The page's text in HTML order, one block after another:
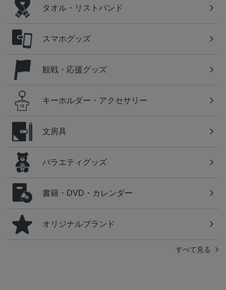
タオル・リストバンド
スマホグッズ
観戦・応援グッズ
キーホルダー・アクセサリー
文房具
バラエティグッズ
書籍・DVD・カレンダー
オリジナルブランド
すべて見る